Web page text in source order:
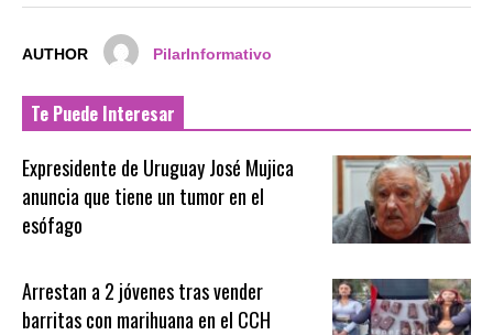
AUTHOR PilarInformativo
Te Puede Interesar
Expresidente de Uruguay José Mujica
anuncia que tiene un tumor en el
esófago
Arrestan a 2 jóvenes tras vender
barritas con marihuana en el CCH